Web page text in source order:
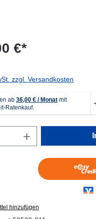
€*
zzgl. Versandkosten
Anzahl: Gib den
hinzufügen